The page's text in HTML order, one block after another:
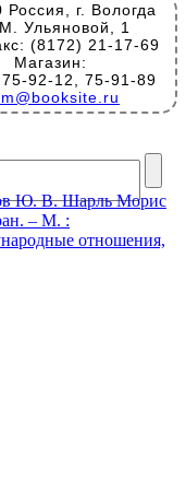
Россия, г. Вологда
Ульяновой, 1
(8172) 21-17-69
Магазин:
92-12, 75-91-89
Ю. В. Шарль Морис
– М. :
отношения,